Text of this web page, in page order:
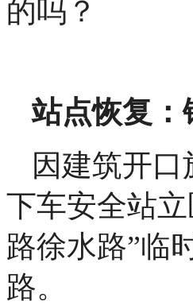
的吗？
站点恢复：
因建筑开
下车安全站
路徐水路”临
路。